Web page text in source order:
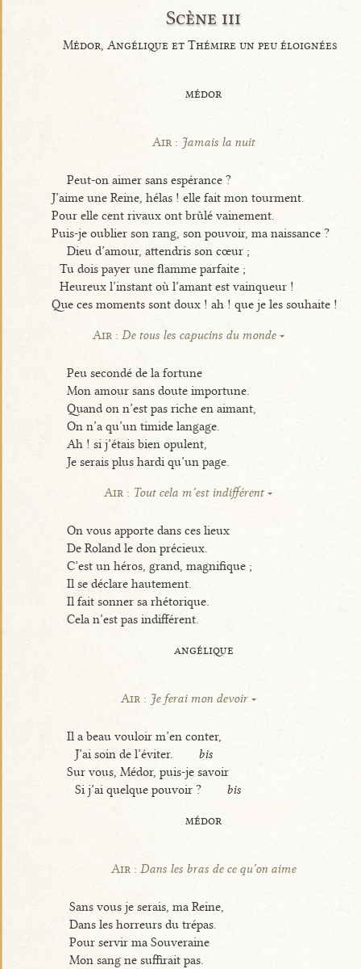
Scène iii
Médor, Angélique et Thémire un peu éloignées
médor
Air : Jamais la nuit
Peut-on aimer sans espérance ?
J’aime une Reine, hélas ! elle fait mon tourment.
Pour elle cent rivaux ont brûlé vainement.
Puis-je oublier son rang, son pouvoir, ma naissance ?
Dieu d’amour, attendris son cœur ;
Tu dois payer une flamme parfaite ;
Heureux l’instant où l’amant est vainqueur !
Que ces moments sont doux ! ah ! que je les souhaite !
Air : De tous les capucins du monde
Peu secondé de la fortune
Mon amour sans doute importune.
Quand on n’est pas riche en aimant,
On n’a qu’un timide langage.
Ah ! si j’étais bien opulent,
Je serais plus hardi qu’un page.
Air : Tout cela m’est indifférent
On vous apporte dans ces lieux
De Roland le don précieux.
C’est un héros, grand, magnifique ;
Il se déclare hautement.
Il fait sonner sa rhétorique.
Cela n’est pas indifférent.
angélique
Air : Je ferai mon devoir
Il a beau vouloir m’en conter,
J’ai soin de l’éviter.
bis
Sur vous, Médor, puis-je savoir
Si j’ai quelque pouvoir ?
bis
médor
Air :Dans les bras de ce qu’on aime
Sans vous je serais, ma Reine,
Dans les horreurs du trépas.
Pour servir ma Souveraine
Mon sang ne suffirait pas.